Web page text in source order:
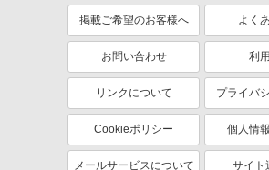
同じ特徴から求人を探す
未経験歓迎
ミドル（
ボーナス・賞与あり
車通勤OK
社会保険
産休・育休取得実績あり
掲載ご希望のお客様へ よく
お問い合わせ 利
リンクについて プライバ
Cookieポリシー 個人情
メールサービスについて サイト